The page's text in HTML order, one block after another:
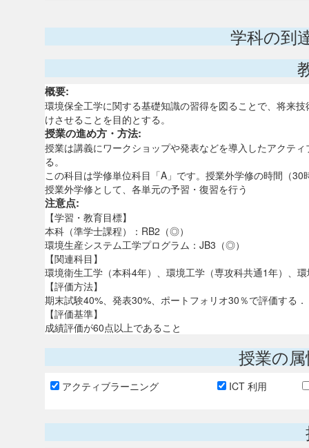
学科の到
概要:
環境保全工学に関する基礎知識の習得を図ることで、将来
けさせることを目的とする。
授業の進め方・方法:
授業は講義にワークショップや発表などを導入したアクテ
る。
この科目は学修単位科目「A」です。授業外学修の時間（30
授業外学修として、各単元の予習・復習を行う
注意点:
【学習・教育目標】
本科（準学士課程）：RB2（◎）
環境生産システム工学プログラム：JB3（◎）
【関連科目】
環境衛生工学（本科4年）、環境工学（専攻科共通1年）、
【評価方法】
期末試験40%、発表30%、ポートフォリオ30％で評価する．
【評価基準】
成績評価が60点以上であること
授業の
アクティブラーニング ICT 利用